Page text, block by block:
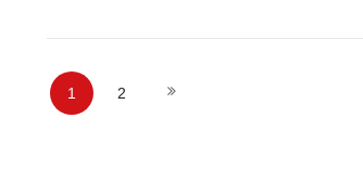
SeiteSie lesen gerade die Seite
1 2 Weiter